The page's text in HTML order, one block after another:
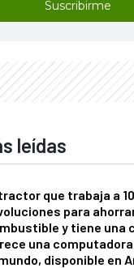
Suscribirme
leídas
que trabaja a
para
y tiene una
una
disponible en